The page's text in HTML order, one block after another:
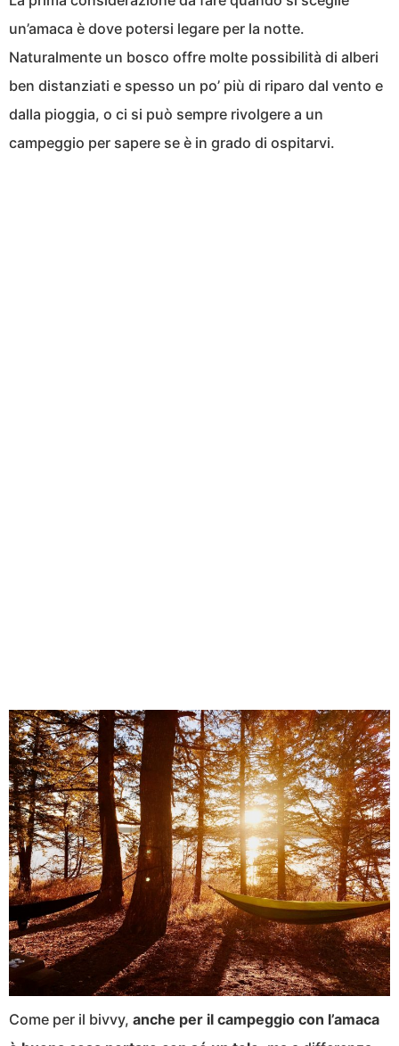
un’amaca è dove potersi legare per la notte.
Naturalmente un bosco offre molte possibilità di alberi
ben distanziati e spesso un po’ più di riparo dal vento e
dalla pioggia, o ci si può sempre rivolgere a un
campeggio per sapere se è in grado di ospitarvi.
Come per il bivvy, anche per il campeggio con l’amaca